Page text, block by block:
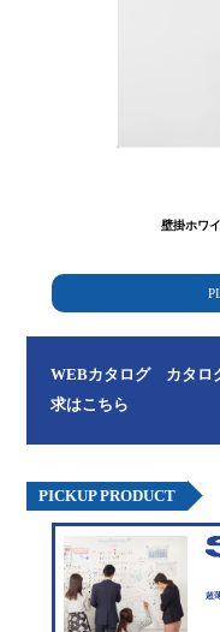
壁掛ホワ
WEBカタログ カタロ
求はこちら
PICKUP PRODUCT
超